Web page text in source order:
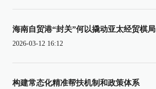
海南自贸港“封关”何以撬动亚太经贸棋局
2026-03-12 16:12
构建常态化精准帮扶机制和政策体系